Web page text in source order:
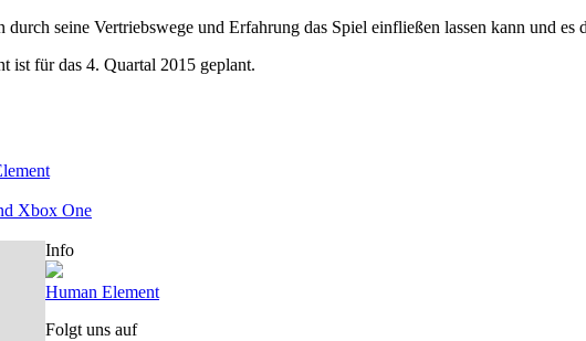
seine Vertriebswege und Erfahrung das Spiel einfließen lassen kann und
ist für das 4. Quartal 2015 geplant.
Xbox One
Info
Human Element
Folgt uns auf